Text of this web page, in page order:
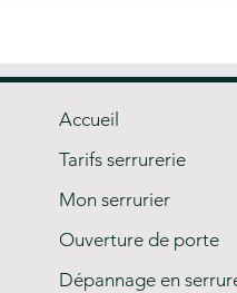
Accueil
Tarifs serrurerie
Mon serrurier
Ouverture de porte
Dépannage en